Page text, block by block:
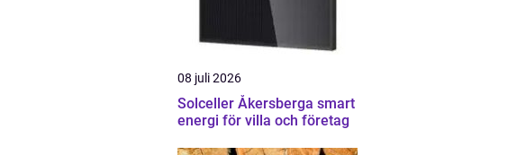
08 juli 2026
Solceller Åkersberga smart
energi för villa och företag